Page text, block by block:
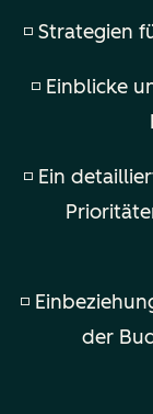
◽ Strategien
◽ Einblicke
◽ Ein
◽
der